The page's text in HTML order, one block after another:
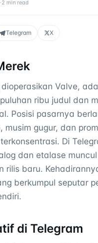
·2 min read
Telegram X
Valve,
ribu judul dan
Posisi pasarnya
musim gugur, dan
Di
dan etalase
rilis baru.
berkumpul seputar
di Telegram